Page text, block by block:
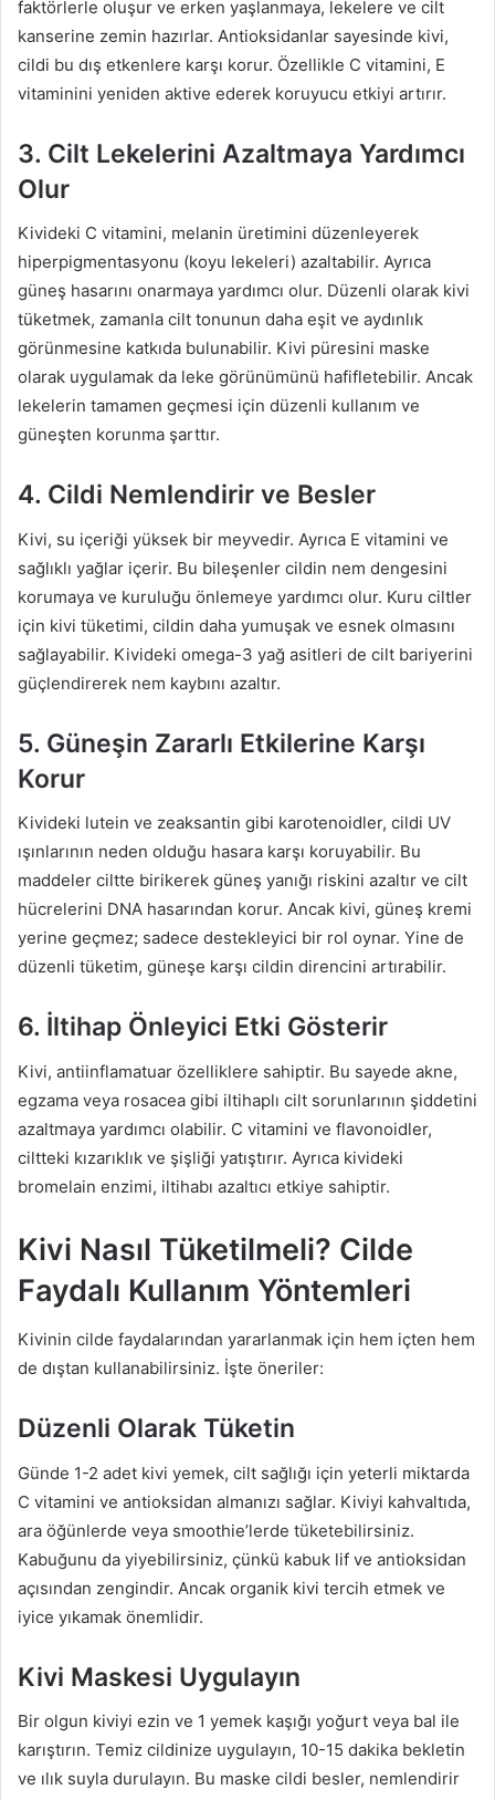
faktörlerle oluşur ve erken yaşlanmaya, lekelere ve cilt
kanserine zemin hazırlar. Antioksidanlar sayesinde kivi,
cildi bu dış etkenlere karşı korur. Özellikle C vitamini, E
vitaminini yeniden aktive ederek koruyucu etkiyi artırır.
3. Cilt Lekelerini Azaltmaya Yardımcı
Olur
Kivideki C vitamini, melanin üretimini düzenleyerek
hiperpigmentasyonu (koyu lekeleri) azaltabilir. Ayrıca
güneş hasarını onarmaya yardımcı olur. Düzenli olarak kivi
tüketmek, zamanla cilt tonunun daha eşit ve aydınlık
görünmesine katkıda bulunabilir. Kivi püresini maske
olarak uygulamak da leke görünümünü hafifletebilir. Ancak
lekelerin tamamen geçmesi için düzenli kullanım ve
güneşten korunma şarttır.
4. Cildi Nemlendirir ve Besler
Kivi, su içeriği yüksek bir meyvedir. Ayrıca E vitamini ve
sağlıklı yağlar içerir. Bu bileşenler cildin nem dengesini
korumaya ve kuruluğu önlemeye yardımcı olur. Kuru ciltler
için kivi tüketimi, cildin daha yumuşak ve esnek olmasını
sağlayabilir. Kivideki omega-3 yağ asitleri de cilt bariyerini
güçlendirerek nem kaybını azaltır.
5. Güneşin Zararlı Etkilerine Karşı
Korur
Kivideki lutein ve zeaksantin gibi karotenoidler, cildi UV
ışınlarının neden olduğu hasara karşı koruyabilir. Bu
maddeler ciltte birikerek güneş yanığı riskini azaltır ve cilt
hücrelerini DNA hasarından korur. Ancak kivi, güneş kremi
yerine geçmez; sadece destekleyici bir rol oynar. Yine de
düzenli tüketim, güneşe karşı cildin direncini artırabilir.
6. İltihap Önleyici Etki Gösterir
Kivi, antiinflamatuar özelliklere sahiptir. Bu sayede akne,
egzama veya rosacea gibi iltihaplı cilt sorunlarının şiddetini
azaltmaya yardımcı olabilir. C vitamini ve flavonoidler,
ciltteki kızarıklık ve şişliği yatıştırır. Ayrıca kivideki
bromelain enzimi, iltihabı azaltıcı etkiye sahiptir.
Kivi Nasıl Tüketilmeli? Cilde
Faydalı Kullanım Yöntemleri
Kivinin cilde faydalarından yararlanmak için hem içten hem
de dıştan kullanabilirsiniz. İşte öneriler:
Düzenli Olarak Tüketin
Günde 1-2 adet kivi yemek, cilt sağlığı için yeterli miktarda
C vitamini ve antioksidan almanızı sağlar. Kiviyi kahvaltıda,
ara öğünlerde veya smoothie’lerde tüketebilirsiniz.
Kabuğunu da yiyebilirsiniz, çünkü kabuk lif ve antioksidan
açısından zengindir. Ancak organik kivi tercih etmek ve
iyice yıkamak önemlidir.
Kivi Maskesi Uygulayın
Bir olgun kiviyi ezin ve 1 yemek kaşığı yoğurt veya bal ile
karıştırın. Temiz cildinize uygulayın, 10-15 dakika bekletin
ve ılık suyla durulayın. Bu maske cildi besler, nemlendirir